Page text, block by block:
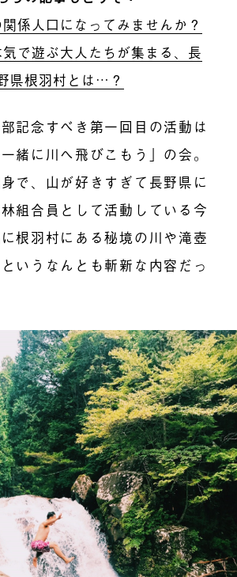
係人口になってみませんか？
で遊ぶ大人たちが集まる、長
県根羽村とは…？
記念すべき第一回目の活動は
緒に川へ飛びこもう」の会。
で、山が好きすぎて長野県に
組合員として活動している今
根羽村にある秘境の川や滝壺
いうなんとも斬新な内容だっ